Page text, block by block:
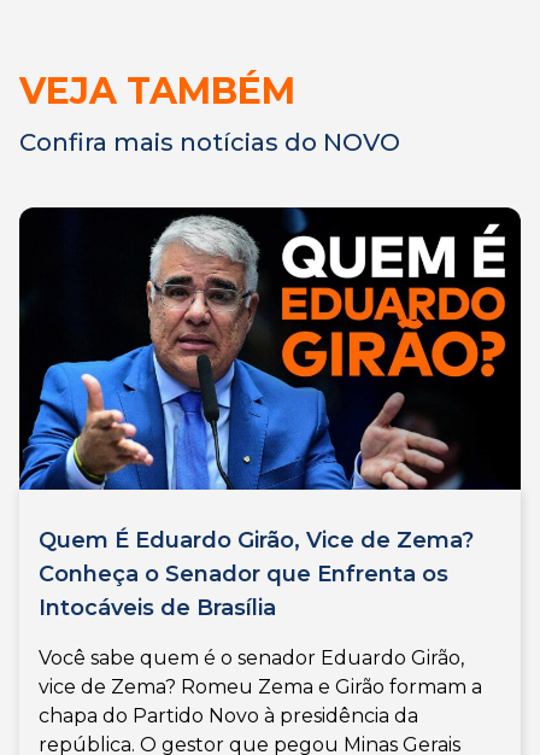
VEJA TAMBÉM
Confira mais notícias do NOVO
Quem É Eduardo Girão, Vice de Zema?
Conheça o Senador que Enfrenta os
Intocáveis de Brasília
Você sabe quem é o senador Eduardo Girão,
vice de Zema? Romeu Zema e Girão formam a
chapa do Partido Novo à presidência da
república. O gestor que pegou Minas Gerais